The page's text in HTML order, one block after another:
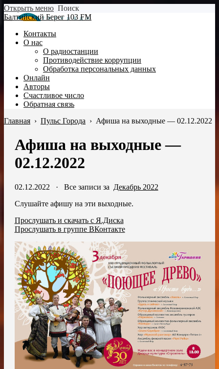
Открыть меню Поиск
Балтийский Берег 103 FM
Контакты
О нас
О радиостанции
Противодействие коррупции
Обработка персональных данных
Онлайн
Авторы
Счастливое число
Обратная связь
Главная › Пульс Города › Афиша на выходные — 02.12.2022
Афиша на выходные —
02.12.2022
02.12.2022 · Все записи за Декабрь 2022
Слушайте афишу на эти выходные.
Прослушать и скачать с Я.Диска
Прослушать в группе ВКонтакте